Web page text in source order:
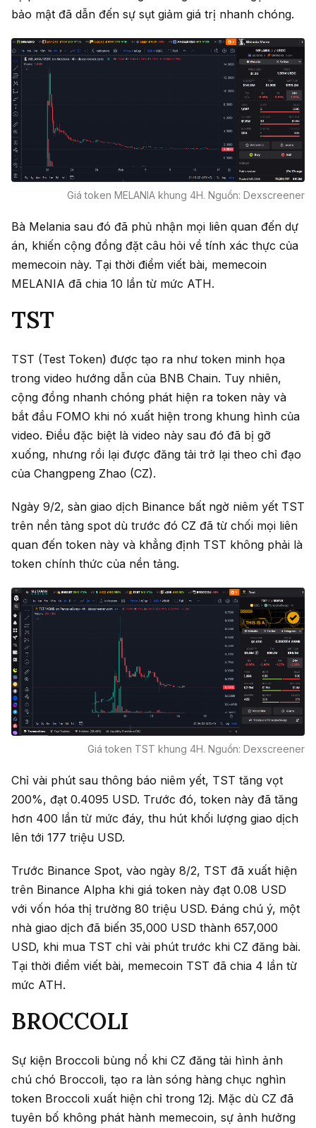
bảo mật đã dẫn đến sự sụt giảm giá trị nhanh chóng.
Giá token MELANIA khung 4H. Nguồn: Dexscreener
Bà Melania sau đó đã phủ nhận mọi liên quan đến dự
án, khiến cộng đồng đặt câu hỏi về tính xác thực của
memecoin này. Tại thời điểm viết bài, memecoin
MELANIA đã chia 10 lần từ mức ATH. ​​
TST
TST (Test Token) được tạo ra như token minh họa
trong video hướng dẫn của BNB Chain. Tuy nhiên,
cộng đồng nhanh chóng phát hiện ra token này và
bắt đầu FOMO khi nó xuất hiện trong khung hình của
video. Điều đặc biệt là video này sau đó đã bị gỡ
xuống, nhưng rồi lại được đăng tải trở lại theo chỉ đạo
của Changpeng Zhao (CZ).
Ngày 9/2, sàn giao dịch Binance bất ngờ niêm yết TST
trên nền tảng spot dù trước đó CZ đã từ chối mọi liên
quan đến token này và khẳng định TST không phải là
token chính thức của nền tảng.
Giá token TST khung 4H. Nguồn: Dexscreener
Chỉ vài phút sau thông báo niêm yết, TST tăng vọt
200%, đạt 0.4095 USD. Trước đó, token này đã tăng
hơn 400 lần từ mức đáy, thu hút khối lượng giao dịch
lên tới 177 triệu USD.
Trước Binance Spot, vào ngày 8/2, TST đã xuất hiện
trên Binance Alpha khi giá token này đạt 0.08 USD
với vốn hóa thị trường 80 triệu USD. Đáng chú ý, một
nhà giao dịch đã biến 35,000 USD thành 657,000
USD, khi mua TST chỉ vài phút trước khi CZ đăng bài.
Tại thời điểm viết bài, memecoin TST đã chia 4 lần từ
mức ATH. ​​
BROCCOLI
Sự kiện Broccoli bùng nổ khi CZ đăng tải hình ảnh
chú chó Broccoli, tạo ra làn sóng hàng chục nghìn
token Broccoli xuất hiện chỉ trong 12j. Mặc dù CZ đã
tuyên bố không phát hành memecoin, sự ảnh hưởng